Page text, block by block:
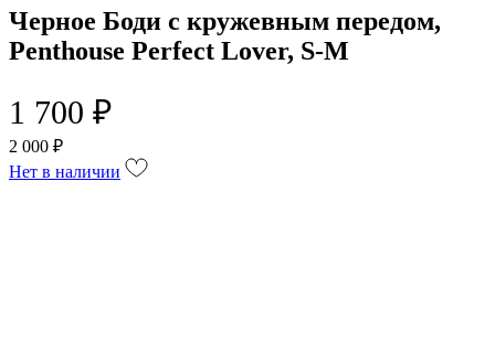
Черное Боди с кружевным передом,
Penthouse Perfect Lover, S-M
1 700 ₽
2 000 ₽
Нет в наличии